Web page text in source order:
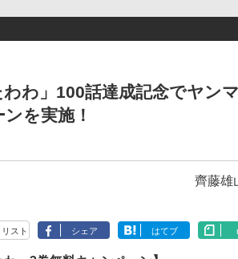
わわ」100話達成記念でヤン
を実施！
齊藤雄
リスト シェア はてブ